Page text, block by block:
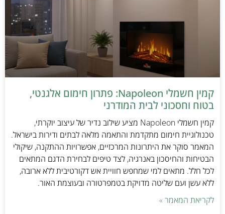
קמין חשמלי Napoleon: פתרון חימום אלגנטי,
בטוח וחסכוני לבית המודרני
קמין חשמלי Napoleon מציע שילוב נדיר של עיצוב יוקרתי,
טכנולוגיית חימום מתקדמת והתאמה מלאה לבתים ודירות בישראל.
המאמר סוקר את היתרונות המרכזיים, אפשרויות ההתקנה, שיקולי
הבטיחות והחיסכון באנרגיה, לצד טיפים לבחירת הדגם המתאים
לכל חלל. מתאים למי שמחפש חוויית אש דקורטיבית ללא ארובה,
ללא עשן ועם שליטה מדויקת בטמפרטורה ובעוצמת האור.
לקריאת המאמר »